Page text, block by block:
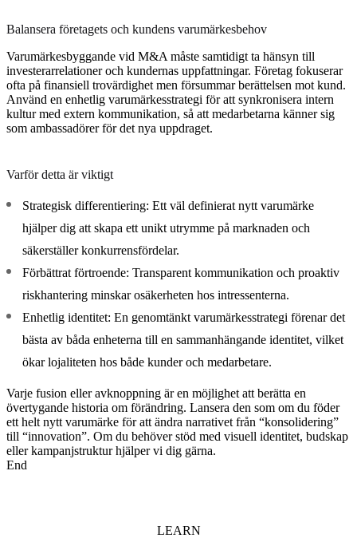
Balansera företagets och kundens varumärkesbehov
Varumärkesbyggande vid M&A måste samtidigt ta hänsyn till
investerarrelationer och kundernas uppfattningar. Företag fokuserar
ofta på finansiell trovärdighet men försummar berättelsen mot kund.
Använd en enhetlig varumärkesstrategi för att synkronisera intern
kultur med extern kommunikation, så att medarbetarna känner sig
som ambassadörer för det nya uppdraget.
Varför detta är viktigt
Strategisk differentiering: Ett väl definierat nytt varumärke
hjälper dig att skapa ett unikt utrymme på marknaden och
säkerställer konkurrensfördelar.
Förbättrat förtroende: Transparent kommunikation och proaktiv
riskhantering minskar osäkerheten hos intressenterna.
Enhetlig identitet: En genomtänkt varumärkesstrategi förenar det
bästa av båda enheterna till en sammanhängande identitet, vilket
ökar lojaliteten hos både kunder och medarbetare.
Varje fusion eller avknoppning är en möjlighet att berätta en
övertygande historia om förändring. Lansera den som om du föder
ett helt nytt varumärke för att ändra narrativet från “konsolidering”
till “innovation”. Om du behöver stöd med visuell identitet, budskap
eller kampanjstruktur hjälper vi dig gärna.
End
LEARN